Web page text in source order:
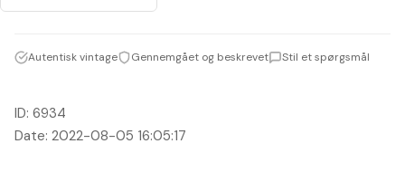
ID: 6934
Date: 2022-08-05 16:05:17
Autentisk vintage Gennemgået og beskrevet Stil et spørgsmål